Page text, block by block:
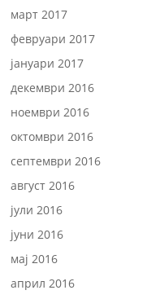
март 2017
февруари 2017
јануари 2017
декември 2016
ноември 2016
октомври 2016
септември 2016
август 2016
јули 2016
јуни 2016
мај 2016
април 2016